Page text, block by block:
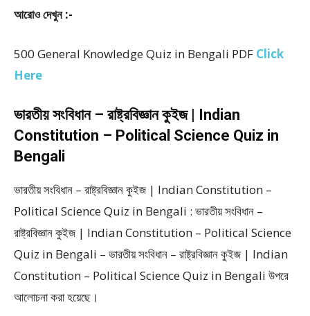
আরোও দেখুন :-
500 General Knowledge Quiz in Bengali PDF Click
Here
ভারতীয় সংবিধান – রাষ্ট্রবিজ্ঞান কুইজ | Indian
Constitution – Political Science Quiz in
Bengali
ভারতীয় সংবিধান – রাষ্ট্রবিজ্ঞান কুইজ | Indian Constitution –
Political Science Quiz in Bengali : ভারতীয় সংবিধান –
রাষ্ট্রবিজ্ঞান কুইজ | Indian Constitution – Political Science
Quiz in Bengali – ভারতীয় সংবিধান – রাষ্ট্রবিজ্ঞান কুইজ | Indian
Constitution – Political Science Quiz in Bengali উপরে
আলোচনা করা হয়েছে।